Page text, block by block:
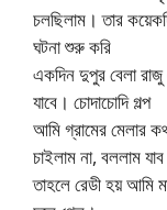
চলছিলাম। তার
ঘটনা শুরু করি
একদিন দুপুর বেলা
যাবে। চোদাচোদি গল্প
আমি গ্রামের মেলার
চাইলাম না, বললাম
তাহলে রেডী হয় আমি